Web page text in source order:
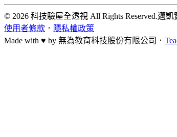
© 2026 科技驗屋全透視 All Rights Reserved.邁凱
使用者條款 ． 隱私權政策
Made with ♥ by 無為教育科技股份有限公司．